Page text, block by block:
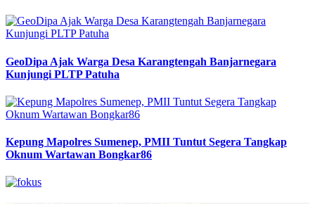
GeoDipa Ajak Warga Desa Karangtengah Banjarnegara
Kunjungi PLTP Patuha
Kepung Mapolres Sumenep, PMII Tuntut Segera Tangkap
Oknum Wartawan Bongkar86
Previous
Next